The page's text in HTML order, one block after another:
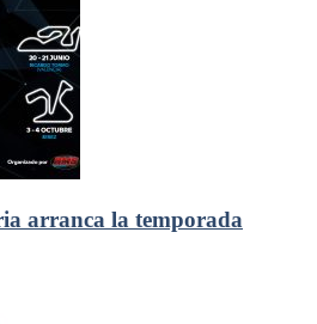
arranca la temporada